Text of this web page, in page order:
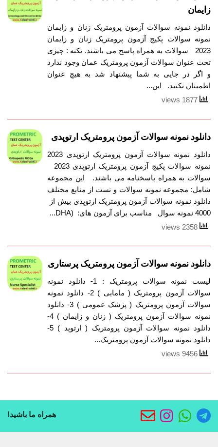
زایمان
دانلود نمونه سوالات آزمون پرومتریک زنان و زایمان
نمونه سوالات پکیج آزمون پرومتریک زنان و زایمان
2023 سوالات به همراه پاسخ می باشند. نکته : چیزی
تحت عنوان سوالات آزمون پرومتریک عمان وجود ندارد
و اگر در جایی به شما پیشنهاد شد به هیچ عنوان
اطمینان نکنید. این...
دانلود نمونه سوالات آزمون پرومتریک ارتوپدی
دانلود نمونه سوالات آزمون پرومتریک ارتوپدی 2023
سوالات به همراه پاسخنامه می باشند. این مجموعه
شامل: مجموعه نمونه سوالات و تست از منابع مختلف
دانلود نمونه سوالات آزمون پرومتریک ارتوپدی بیش از
4000 نمونه سوال مناسب برای آزمون های: (DHA...
دانلود نمونه سوالات آزمون پرومتریک پرستاری
لیست نمونه سوالات پرومتریک : 1- دانلود نمونه
سوالات آزمون پرومتریک ( مامایی ) 2- دانلود نمونه
سوالات آزمون پرومتریک ( پزشک عمومی ) 3- دانلود
نمونه سوالات آزمون پرومتریک ( زنان و زایمان ) 4-
دانلود نمونه سوالات آزمون پرومتریک ( ارتوپد ) 5-
دانلود نمونه سوالات آزمون پرومتریک...
همراه ما باشید!